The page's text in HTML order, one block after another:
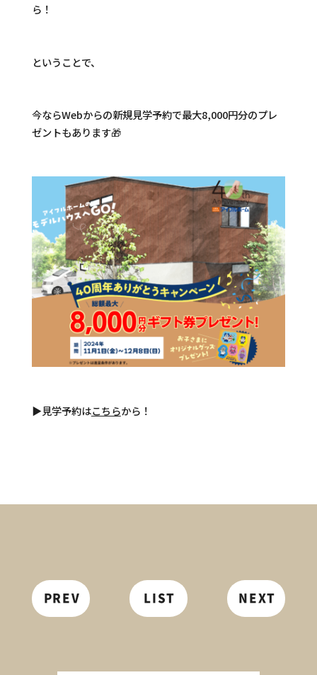
ら！
ということで、
今ならWebからの新規見学予約で最大8,000円分のプレ
ゼントもあります🎁
▶見学予約はこちらから！
PREV LIST NEXT